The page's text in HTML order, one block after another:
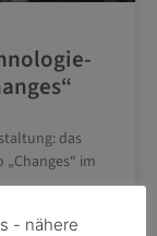
das
im
- nähere